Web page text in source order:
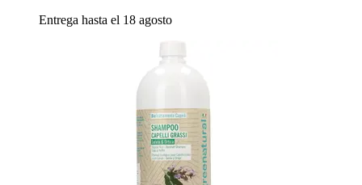
Entrega hasta el 18 agosto